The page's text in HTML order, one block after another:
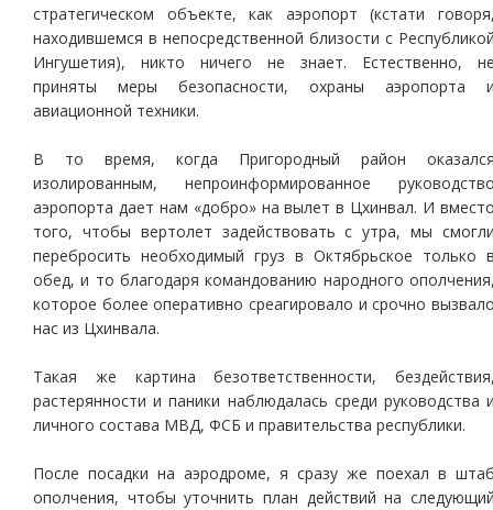
стратегическом объекте, как аэропорт (кстати
находившемся в непосредственной близости с
Ингушетия), никто ничего не знает. Естественно,
приняты меры безопасности, охраны аэропорта
авиационной техники.
В то время, когда Пригородный район
изолированным, непроинформированное
аэропорта дает нам «добро» на вылет в Цхинвал. И
того, чтобы вертолет задействовать с утра, мы
перебросить необходимый груз в Октябрьское только
обед, и то благодаря командованию народного
которое более оперативно среагировало и срочно
нас из Цхинвала.
Такая же картина безответственности,
растерянности и паники наблюдалась среди руководства
личного состава МВД, ФСБ и правительства республики.
После посадки на аэродроме, я сразу же поехал в
ополчения, чтобы уточнить план действий на